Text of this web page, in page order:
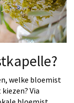
welke bloemist
Via